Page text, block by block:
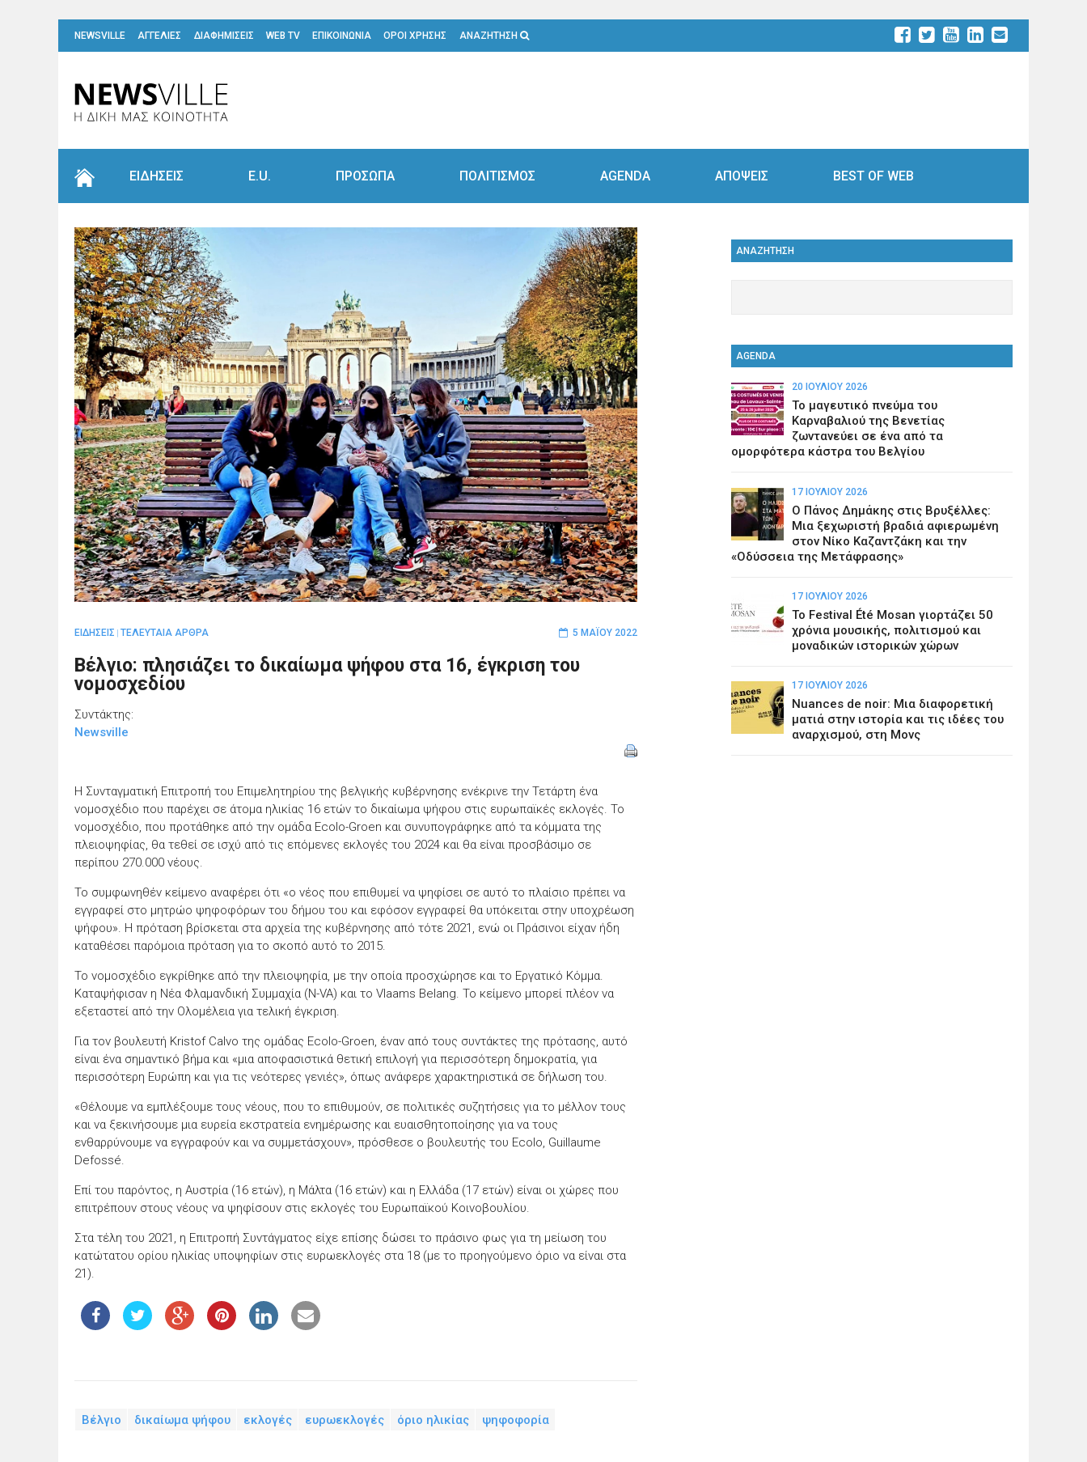
NEWSVILLE ΑΓΓΕΛΙΕΣ ΔΙΑΦΗΜΙΣΕΙΣ WEB TV ΕΠΙΚΟΙΝΩΝΙΑ ΟΡΟΙ ΧΡΗΣΗΣ ΑΝΑΖΗΤΗΣΗ
ΕΙΔΗΣΕΙΣ E.U. ΠΡΟΣΩΠΑ ΠΟΛΙΤΙΣΜΟΣ AGENDA ΑΠΟΨΕΙΣ BEST OF WEB
5 ΜΑΪ́ΟΥ 2022
ΕΙΔΗΣΕΙΣ ΤΕΛΕΥΤΑΙΑ ΑΡΘΡΑ
Βέλγιο: πλησιάζει το δικαίωμα ψήφου στα 16, έγκριση του
νομοσχεδίου
Συντάκτης:
Newsville
Η Συνταγματική Επιτροπή του Επιμελητηρίου της βελγικής κυβέρνησης ενέκρινε την Τετάρτη ένα
νομοσχέδιο που παρέχει σε άτομα ηλικίας 16 ετών το δικαίωμα ψήφου στις ευρωπαϊκές εκλογές. Το
νομοσχέδιο, που προτάθηκε από την ομάδα Ecolo-Groen και συνυπογράφηκε από τα κόμματα της
πλειοψηφίας, θα τεθεί σε ισχύ από τις επόμενες εκλογές του 2024 και θα είναι προσβάσιμο σε
περίπου 270.000 νέους.
Το συμφωνηθέν κείμενο αναφέρει ότι «ο νέος που επιθυμεί να ψηφίσει σε αυτό το πλαίσιο πρέπει να
εγγραφεί στο μητρώο ψηφοφόρων του δήμου του και εφόσον εγγραφεί θα υπόκειται στην υποχρέωση
ψήφου». Η πρόταση βρίσκεται στα αρχεία της κυβέρνησης από τότε 2021, ενώ οι Πράσινοι είχαν ήδη
καταθέσει παρόμοια πρόταση για το σκοπό αυτό το 2015.
Το νομοσχέδιο εγκρίθηκε από την πλειοψηφία, με την οποία προσχώρησε και το Εργατικό Κόμμα.
Καταψήφισαν η Νέα Φλαμανδική Συμμαχία (N-VA) και το Vlaams Belang. Το κείμενο μπορεί πλέον να
εξεταστεί από την Ολομέλεια για τελική έγκριση.
Για τον βουλευτή Kristof Calvo της ομάδας Ecolo-Groen, έναν από τους συντάκτες της πρότασης, αυτό
είναι ένα σημαντικό βήμα και «μια αποφασιστικά θετική επιλογή για περισσότερη δημοκρατία, για
περισσότερη Ευρώπη και για τις νεότερες γενιές», όπως ανάφερε χαρακτηριστικά σε δήλωση του.
«Θέλουμε να εμπλέξουμε τους νέους, που το επιθυμούν, σε πολιτικές συζητήσεις για το μέλλον τους
και να ξεκινήσουμε μια ευρεία εκστρατεία ενημέρωσης και ευαισθητοποίησης για να τους
ενθαρρύνουμε να εγγραφούν και να συμμετάσχουν», πρόσθεσε ο βουλευτής του Ecolo, Guillaume
Defossé.
Επί του παρόντος, η Αυστρία (16 ετών), η Μάλτα (16 ετών) και η Ελλάδα (17 ετών) είναι οι χώρες που
επιτρέπουν στους νέους να ψηφίσουν στις εκλογές του Ευρωπαϊκού Κοινοβουλίου.
Στα τέλη του 2021, η Επιτροπή Συντάγματος είχε επίσης δώσει το πράσινο φως για τη μείωση του
κατώτατου ορίου ηλικίας υποψηφίων στις ευρωεκλογές στα 18 (με το προηγούμενο όριο να είναι στα
21).
Βέλγιο δικαίωμα ψήφου εκλογές ευρωεκλογές όριο ηλικίας ψηφοφορία
ΑΝΑΖΗΤΗΣΗ
AGENDA
20 ΙΟΥΛΊΟΥ 2026
Το μαγευτικό πνεύμα του
Καρναβαλιού της Βενετίας
ζωντανεύει σε ένα από τα
ομορφότερα κάστρα του Βελγίου
17 ΙΟΥΛΊΟΥ 2026
Ο Πάνος Δημάκης στις Βρυξέλλες:
Μια ξεχωριστή βραδιά αφιερωμένη
στον Νίκο Καζαντζάκη και την
«Οδύσσεια της Μετάφρασης»
17 ΙΟΥΛΊΟΥ 2026
Το Festival Été Mosan γιορτάζει 50
χρόνια μουσικής, πολιτισμού και
μοναδικών ιστορικών χώρων
17 ΙΟΥΛΊΟΥ 2026
Nuances de noir: Μια διαφορετική
ματιά στην ιστορία και τις ιδέες του
αναρχισμού, στη Μονς